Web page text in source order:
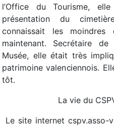
l’Office du Tourisme,
présentation du
connaissait les
maintenant. Secrétaire
Musée, elle était très
patrimoine valenciennois.
tôt.
La vie du
 Le site internet